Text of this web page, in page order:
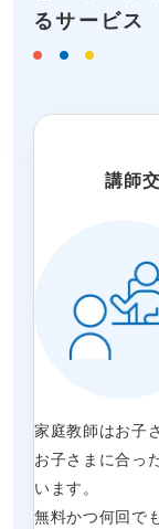
るサービス
講師
家庭教師はお子
お子さまに合っ
います。
無料かつ何回で